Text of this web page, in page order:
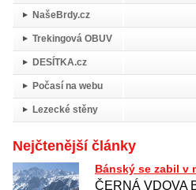
NašeBrdy.cz
Trekingová OBUV
DESÍTKA.cz
Počasí na webu
Lezecké stěny
Nejčtenější články
Bánský se zabil v
ČERNÁ VDOVA